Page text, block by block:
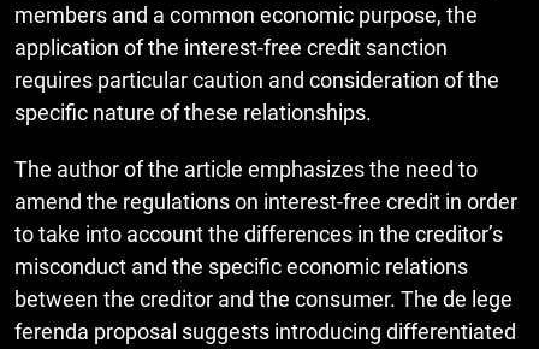
members and a common economic purpose, the
application of the interest-free credit sanction
requires particular caution and consideration of the
specific nature of these relationships.
The author of the article emphasizes the need to
amend the regulations on interest-free credit in order
to take into account the differences in the creditor’s
misconduct and the specific economic relations
between the creditor and the consumer. The de lege
ferenda proposal suggests introducing differentiated